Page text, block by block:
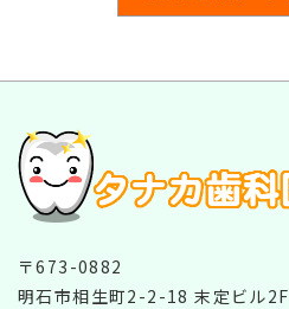
〒673-0882
明石市相生町2-2-18 末定ビル2F